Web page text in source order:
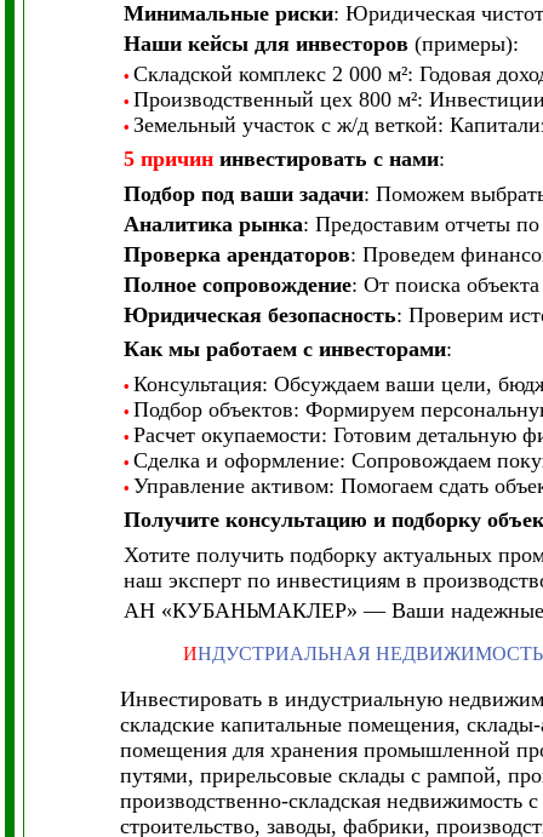
Минимальные риски: Юридическая
Наши кейсы для инвесторов(примеры):
• Складской комплекс 2 000 м²: Годовая
• Производственный цех 800 м²:
• Земельный участок с ж/д веткой:
5 причининвестировать с нами:
Подбор под ваши задачи: Поможем выбрать
Аналитика рынка: Предоставим отчеты по
Проверка арендаторов: Проведем
Полное сопровождение: От поиска
Юридическая безопасность: Проверим
Как мы работаем с инвесторами:
• Консультация: Обсуждаем ваши цели,
• Подбор объектов: Формируем
• Расчет окупаемости: Готовим детальную
• Сделка и оформление: Сопровождаем
• Управление активом: Помогаем сдать
Получите консультацию и подборку
Хотите получить подборку актуальных
наш эксперт по инвестициям в
АН «КУБАНЬМАКЛЕР» — Ваши
ИНДУСТРИАЛЬНАЯ НЕДВИЖИМОСТЬ
Инвестировать в индустриальную
складские капитальные помещения,
помещения для хранения промышленной
путями, прирельсовые склады с рампой,
производственно-складская
строительство, заводы, фабрики,